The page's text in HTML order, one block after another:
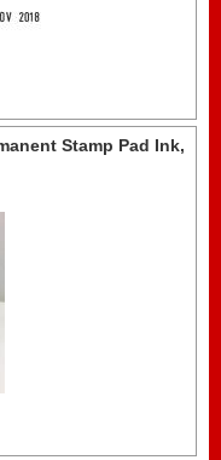
Stamp Pad Ink,